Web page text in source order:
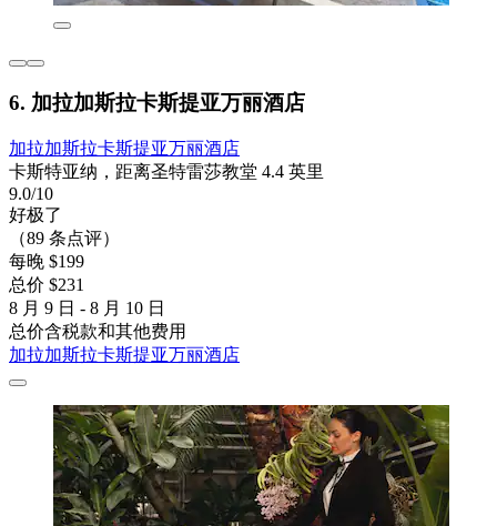
6. 加拉加斯拉卡斯提亚万丽酒店
加拉加斯拉卡斯提亚万丽酒店
卡斯特亚纳，距离圣特雷莎教堂 4.4 英里
9.0/10
好极了
（89 条点评）
每晚 $199
总价 $231
8 月 9 日 - 8 月 10 日
总价含税款和其他费用
加拉加斯拉卡斯提亚万丽酒店